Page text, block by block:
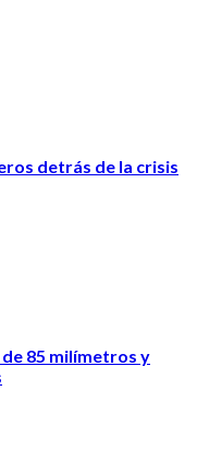
detrás de la crisis
85 milímetros y